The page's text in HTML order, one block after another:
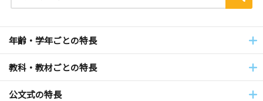
年齢・学年ごとの特長
教科・教材ごとの特長
公文式の特長